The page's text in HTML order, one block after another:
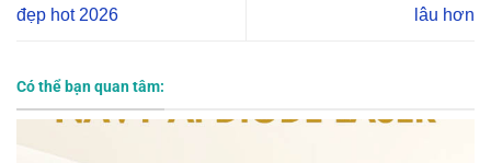
đẹp hot 2026
lâu hơn
Có thể bạn quan tâm: